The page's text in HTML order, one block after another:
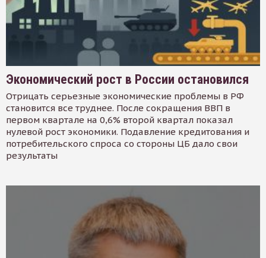
Экономический рост в России остановился
Отрицать серьезные экономические проблемы в РФ
становится все труднее. После сокращения ВВП в
первом квартале на 0,6% второй квартал показал
нулевой рост экономики. Подавление кредитования и
потребительского спроса со стороны ЦБ дало свои
результаты